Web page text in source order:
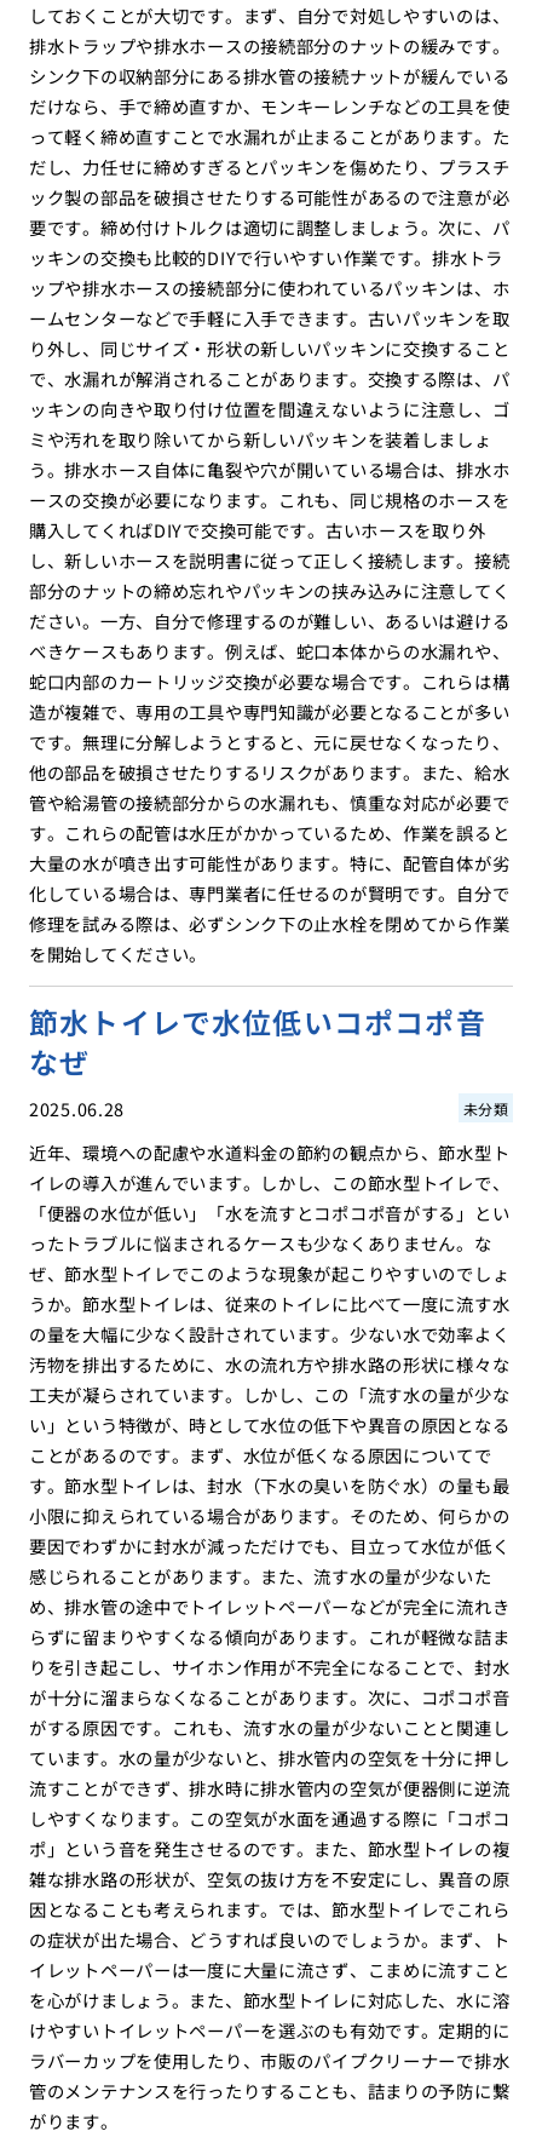
しておくことが大切です。まず、自分で対処しやすいのは、
排水トラップや排水ホースの接続部分のナットの緩みです。
シンク下の収納部分にある排水管の接続ナットが緩んでいる
だけなら、手で締め直すか、モンキーレンチなどの工具を使
って軽く締め直すことで水漏れが止まることがあります。た
だし、力任せに締めすぎるとパッキンを傷めたり、プラスチ
ック製の部品を破損させたりする可能性があるので注意が必
要です。締め付けトルクは適切に調整しましょう。次に、パ
ッキンの交換も比較的DIYで行いやすい作業です。排水トラ
ップや排水ホースの接続部分に使われているパッキンは、ホ
ームセンターなどで手軽に入手できます。古いパッキンを取
り外し、同じサイズ・形状の新しいパッキンに交換すること
で、水漏れが解消されることがあります。交換する際は、パ
ッキンの向きや取り付け位置を間違えないように注意し、ゴ
ミや汚れを取り除いてから新しいパッキンを装着しましょ
う。排水ホース自体に亀裂や穴が開いている場合は、排水ホ
ースの交換が必要になります。これも、同じ規格のホースを
購入してくればDIYで交換可能です。古いホースを取り外
し、新しいホースを説明書に従って正しく接続します。接続
部分のナットの締め忘れやパッキンの挟み込みに注意してく
ださい。一方、自分で修理するのが難しい、あるいは避ける
べきケースもあります。例えば、蛇口本体からの水漏れや、
蛇口内部のカートリッジ交換が必要な場合です。これらは構
造が複雑で、専用の工具や専門知識が必要となることが多い
です。無理に分解しようとすると、元に戻せなくなったり、
他の部品を破損させたりするリスクがあります。また、給水
管や給湯管の接続部分からの水漏れも、慎重な対応が必要で
す。これらの配管は水圧がかかっているため、作業を誤ると
大量の水が噴き出す可能性があります。特に、配管自体が劣
化している場合は、専門業者に任せるのが賢明です。自分で
修理を試みる際は、必ずシンク下の止水栓を閉めてから作業
を開始してください。
節水トイレで水位低いコポコポ音
なぜ
2025.06.28 未分類
近年、環境への配慮や水道料金の節約の観点から、節水型ト
イレの導入が進んでいます。しかし、この節水型トイレで、
「便器の水位が低い」「水を流すとコポコポ音がする」とい
ったトラブルに悩まされるケースも少なくありません。な
ぜ、節水型トイレでこのような現象が起こりやすいのでしょ
うか。節水型トイレは、従来のトイレに比べて一度に流す水
の量を大幅に少なく設計されています。少ない水で効率よく
汚物を排出するために、水の流れ方や排水路の形状に様々な
工夫が凝らされています。しかし、この「流す水の量が少な
い」という特徴が、時として水位の低下や異音の原因となる
ことがあるのです。まず、水位が低くなる原因についてで
す。節水型トイレは、封水（下水の臭いを防ぐ水）の量も最
小限に抑えられている場合があります。そのため、何らかの
要因でわずかに封水が減っただけでも、目立って水位が低く
感じられることがあります。また、流す水の量が少ないた
め、排水管の途中でトイレットペーパーなどが完全に流れき
らずに留まりやすくなる傾向があります。これが軽微な詰ま
りを引き起こし、サイホン作用が不完全になることで、封水
が十分に溜まらなくなることがあります。次に、コポコポ音
がする原因です。これも、流す水の量が少ないことと関連し
ています。水の量が少ないと、排水管内の空気を十分に押し
流すことができず、排水時に排水管内の空気が便器側に逆流
しやすくなります。この空気が水面を通過する際に「コポコ
ポ」という音を発生させるのです。また、節水型トイレの複
雑な排水路の形状が、空気の抜け方を不安定にし、異音の原
因となることも考えられます。では、節水型トイレでこれら
の症状が出た場合、どうすれば良いのでしょうか。まず、ト
イレットペーパーは一度に大量に流さず、こまめに流すこと
を心がけましょう。また、節水型トイレに対応した、水に溶
けやすいトイレットペーパーを選ぶのも有効です。定期的に
ラバーカップを使用したり、市販のパイプクリーナーで排水
管のメンテナンスを行ったりすることも、詰まりの予防に繋
がります。